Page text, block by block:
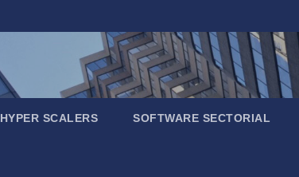
HYPER SCALERS SOFTWARE SECTORIAL